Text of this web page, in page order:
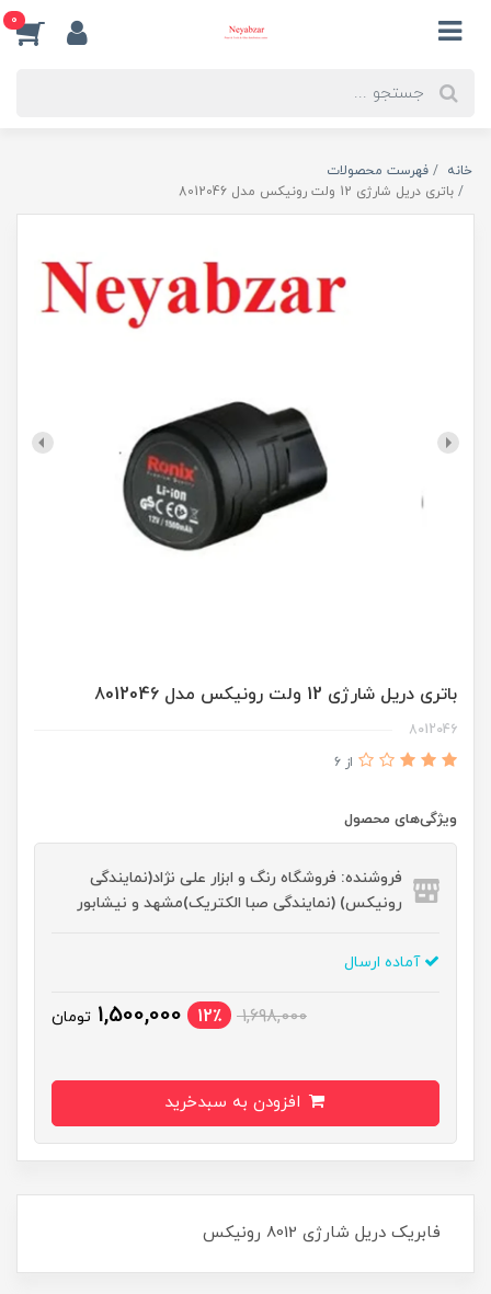
0
خانه
فهرست محصولات
باتری دریل شارژی 12 ولت رونیکس مدل 8012046
باتری دریل شارژی 12 ولت رونیکس مدل 8012046
8012046
از 6
ویژگی‌های محصول
فروشنده: فروشگاه رنگ و ابزار علی نژاد(نمایندگی
رونیکس) (نمایندگی صبا الکتریک)مشهد و نیشابور
آماده ارسال
1,698,000 12٪ 1,500,000 تومان
فابریک دریل شارژی 8012 رونیکس